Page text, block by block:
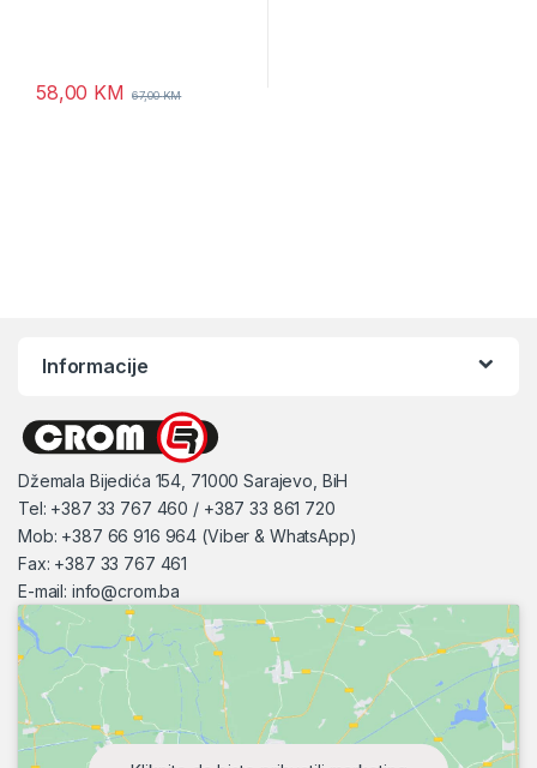
58,00 KM 67,00KM
Informacije
Džemala Bijedića 154, 71000 Sarajevo, BiH
Tel: +387 33 767 460 / +387 33 861 720
Mob: +387 66 916 964 (Viber & WhatsApp)
Fax: +387 33 767 461
E-mail: info@crom.ba